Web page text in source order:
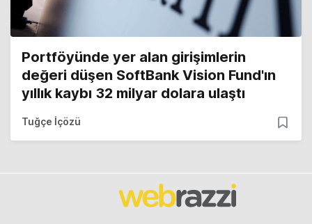
Portföyünde yer alan girişimlerin
değeri düşen SoftBank Vision Fund'ın
yıllık kaybı 32 milyar dolara ulaştı
Tuğçe İçözü